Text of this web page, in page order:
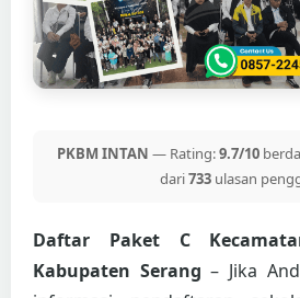
PKBM INTAN — Rating:9.7/10
dari733ulasan
Daftar Paket C
Kabupaten Serang – Jika